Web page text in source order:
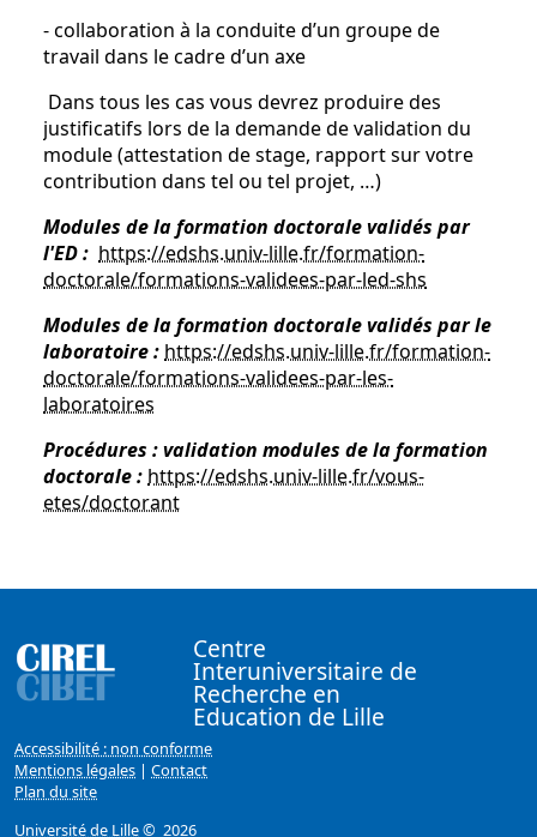
- collaboration à la conduite d’un groupe de
travail dans le cadre d’un axe
Dans tous les cas vous devrez produire des
justificatifs lors de la demande de validation du
module (attestation de stage, rapport sur votre
contribution dans tel ou tel projet, …)
Modules de la formation doctorale validés par
l'ED : https://edshs.univ-lille.fr/formation-
doctorale/formations-validees-par-led-shs
Modules de la formation doctorale validés par le
laboratoire : https://edshs.univ-lille.fr/formation-
doctorale/formations-validees-par-les-
laboratoires
Procédures : validation modules de la formation
doctorale : https://edshs.univ-lille.fr/vous-
etes/doctorant
Centre
Interuniversitaire de
Recherche en
Education de Lille
Accessibilité : non conforme
Mentions légales | Contact
Plan du site
Université de Lille© 2026